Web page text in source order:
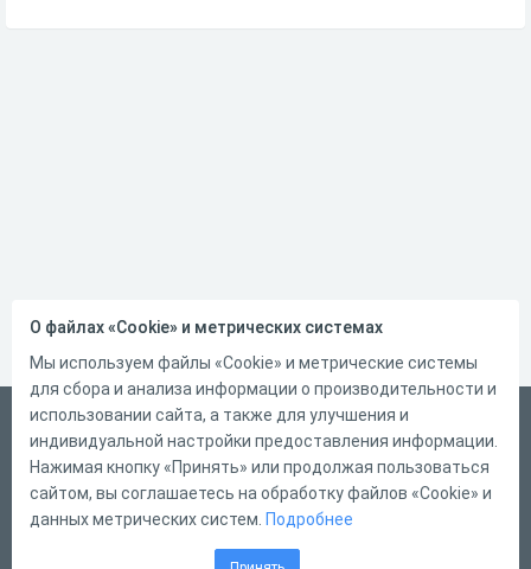
Русский
Справка
Форма обратной связи
О файлах «Cookie» и метрических системах
Мы используем файлы «Cookie» и метрические системы
для сбора и анализа информации о производительности и
использовании сайта, а также для улучшения и
индивидуальной настройки предоставления информации.
Нажимая кнопку «Принять» или продолжая пользоваться
сайтом, вы соглашаетесь на обработку файлов «Cookie» и
данных метрических систем. Подробнее